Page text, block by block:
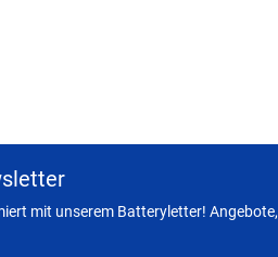
mit unserem Batteryletter!